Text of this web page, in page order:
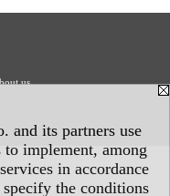
and its partners use
implement, among
in accordance
the conditions
us